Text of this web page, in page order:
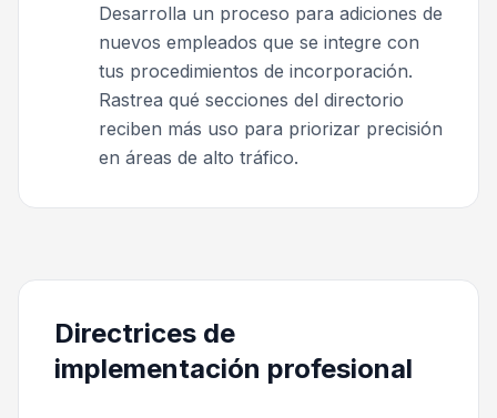
Desarrolla un proceso para adiciones de
nuevos empleados que se integre con
tus procedimientos de incorporación.
Rastrea qué secciones del directorio
reciben más uso para priorizar precisión
en áreas de alto tráfico.
Directrices de
implementación profesional